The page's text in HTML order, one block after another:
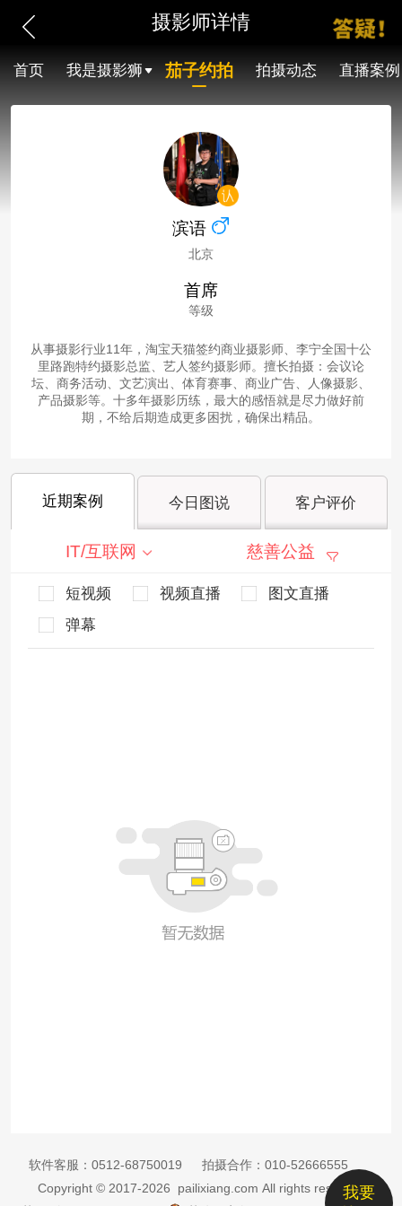
摄影师详情
首页 我是摄影狮 茄子约拍 拍摄动态 直播案例
滨语
北京
首席
等级
从事摄影行业11年，淘宝天猫签约商业摄影师、李宁全国十公
里路跑特约摄影总监、艺人签约摄影师。擅长拍摄：会议论
坛、商务活动、文艺演出、体育赛事、商业广告、人像摄影、
产品摄影等。十多年摄影历练，最大的感悟就是尽力做好前
期，不给后期造成更多困扰，确保出精品。
近期案例 今日图说 客户评价
IT/互联网 慈善公益
短视频 视频直播
图文直播
弹幕
我要
软件客服： 0512-68750019 拍摄合作： 010-52666555
Copyright © 2017-2026 pailixiang.com All rights reserved